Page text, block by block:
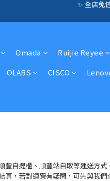
🛍️  全店免信用
☎️ 全店免信用卡手續費｜
Omada Ruijie Reyee
OLABS CISCO
豐自提櫃、順豐站自取等運送方式
算，若對運費有疑問，可先與我們